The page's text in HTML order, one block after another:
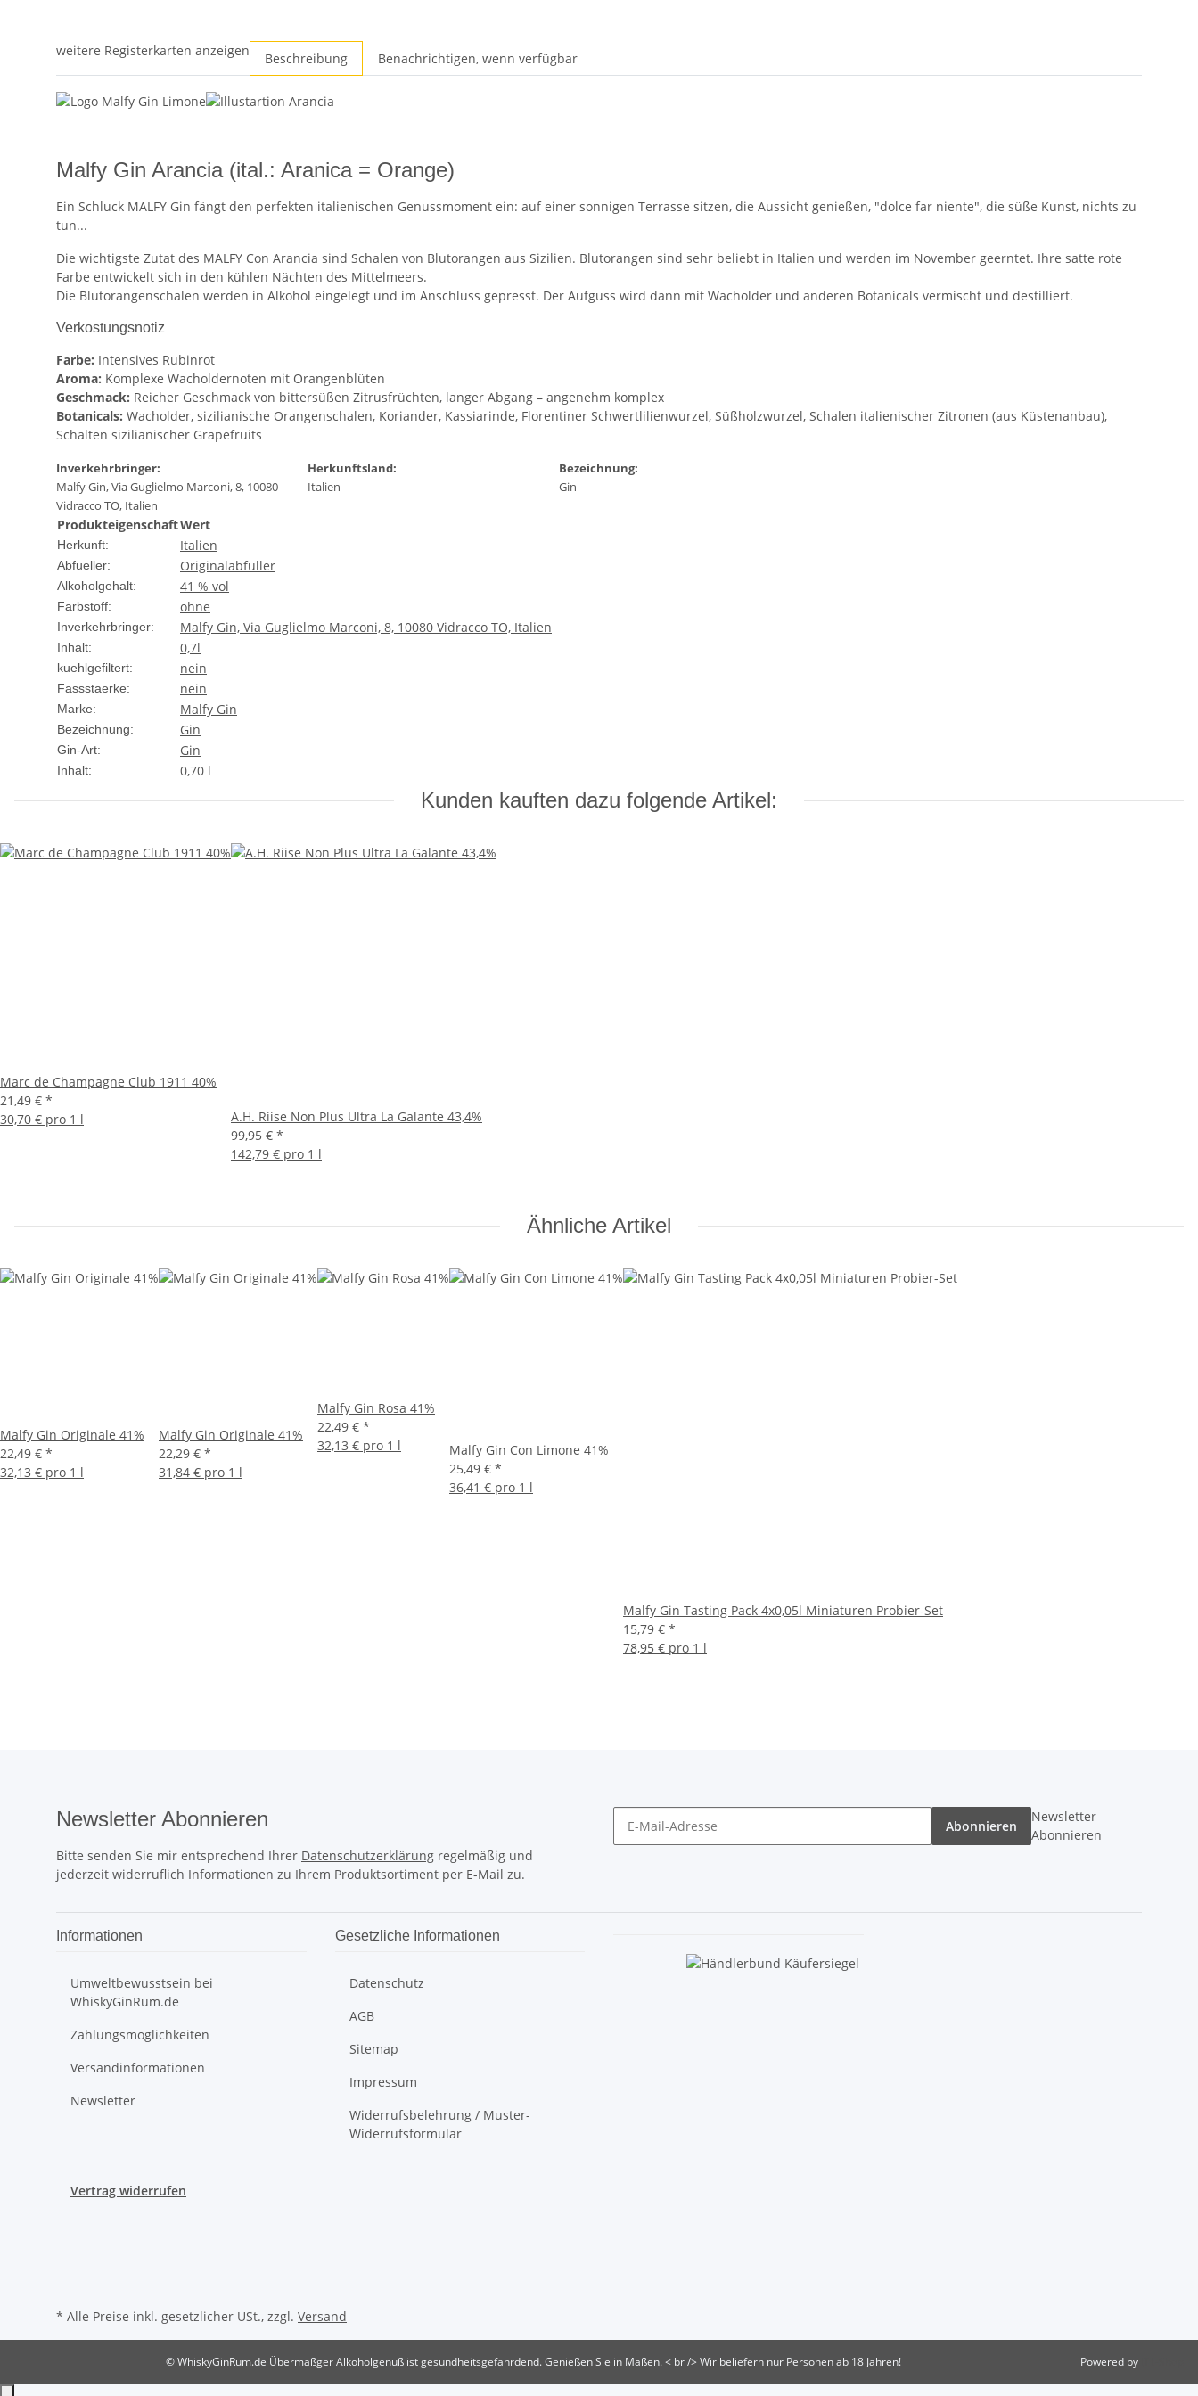
weitere Registerkarten anzeigen Beschreibung Benachrichtigen, wenn verfügbar
Malfy Gin Arancia (ital.: Aranica = Orange)
Ein Schluck MALFY Gin fängt den perfekten italienischen Genussmoment ein: auf einer sonnigen Terrasse sitzen, die Aussicht genießen, "dolce far niente", die süße Kunst, nichts zu
tun...
Die wichtigste Zutat des MALFY Con Arancia sind Schalen von Blutorangen aus Sizilien. Blutorangen sind sehr beliebt in Italien und werden im November geerntet. Ihre satte rote
Farbe entwickelt sich in den kühlen Nächten des Mittelmeers.
Die Blutorangenschalen werden in Alkohol eingelegt und im Anschluss gepresst. Der Aufguss wird dann mit Wacholder und anderen Botanicals vermischt und destilliert.
Verkostungsnotiz
Farbe: Intensives Rubinrot
Aroma: Komplexe Wacholdernoten mit Orangenblüten
Geschmack: Reicher Geschmack von bittersüßen Zitrusfrüchten, langer Abgang – angenehm komplex
Botanicals: Wacholder, sizilianische Orangenschalen, Koriander, Kassiarinde, Florentiner Schwertlilienwurzel, Süßholzwurzel, Schalen italienischer Zitronen (aus Küstenanbau),
Schalten sizilianischer Grapefruits
Inverkehrbringer:
Malfy Gin, Via Guglielmo Marconi, 8, 10080
Vidracco TO, Italien
Herkunftsland:
Italien
Bezeichnung:
Gin
ProdukteigenschaftWert
Herkunft: Italien
Abfueller: Originalabfüller
Alkoholgehalt: 41 % vol
Farbstoff: ohne
Inverkehrbringer: Malfy Gin, Via Guglielmo Marconi, 8, 10080 Vidracco TO, Italien
Inhalt: 0,7l
kuehlgefiltert: nein
Fassstaerke: nein
Marke: Malfy Gin
Bezeichnung: Gin
Gin-Art: Gin
Inhalt: 0,70 l
Kunden kauften dazu folgende Artikel:
Marc de Champagne Club 1911 40%
21,49 € *
30,70 € pro 1 l
A.H. Riise Non Plus Ultra La Galante 43,4%
99,95 € *
142,79 € pro 1 l
Ähnliche Artikel
Malfy Gin Originale 41%
22,49 € *
32,13 € pro 1 l
Malfy Gin Originale 41%
22,29 € *
31,84 € pro 1 l
Malfy Gin Rosa 41%
22,49 € *
32,13 € pro 1 l
Malfy Gin Con Limone 41%
25,49 € *
36,41 € pro 1 l
Malfy Gin Tasting Pack 4x0,05l Miniaturen Probier-Set
15,79 € *
78,95 € pro 1 l
Newsletter Abonnieren
Bitte senden Sie mir entsprechend Ihrer Datenschutzerklärung regelmäßig und
jederzeit widerruflich Informationen zu Ihrem Produktsortiment per E-Mail zu.
Abonnieren
Newsletter
Abonnieren
Informationen
Umweltbewusstsein bei
WhiskyGinRum.de
Zahlungsmöglichkeiten
Versandinformationen
Newsletter
Gesetzliche Informationen
Datenschutz
AGB
Sitemap
Impressum
Widerrufsbelehrung / Muster-
Widerrufsformular
Vertrag widerrufen
* Alle Preise inkl. gesetzlicher USt., zzgl. Versand
© WhiskyGinRum.de Übermäßger Alkoholgenuß ist gesundheitsgefährdend. Genießen Sie in Maßen. < br /> Wir beliefern nur Personen ab 18 Jahren! Powered by